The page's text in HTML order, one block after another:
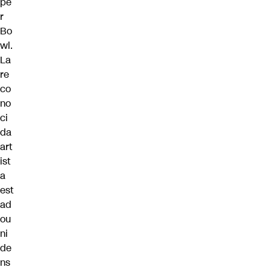
r
Bo
wl.
La
re
co
no
ci
da
art
ist
a
est
ad
ou
ni
de
ns